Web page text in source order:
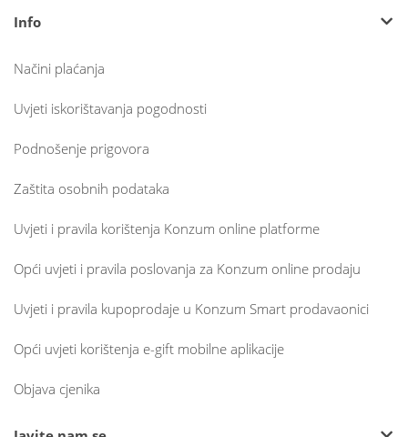
Info
Načini plaćanja
Uvjeti iskorištavanja pogodnosti
Podnošenje prigovora
Zaštita osobnih podataka
Uvjeti i pravila korištenja Konzum online platforme
Opći uvjeti i pravila poslovanja za Konzum online prodaju
Uvjeti i pravila kupoprodaje u Konzum Smart prodavaonici
Opći uvjeti korištenja e-gift mobilne aplikacije
Objava cjenika